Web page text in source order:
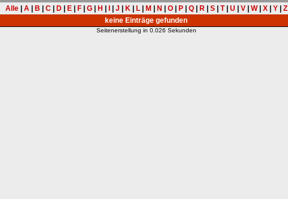
Alle| A| B C| D| E| F| G| H J K| L| M N O| P| Q| R| S| T| U V| W| X| Y| Z
keine Einträge gefunden
Seitenerstellung in 0.026 Sekunden